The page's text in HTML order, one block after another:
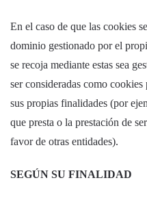
En el caso de que las cookies
dominio gestionado por el
se recoja mediante estas sea
ser consideradas como
sus propias finalidades (por
que presta o la prestación de
favor de otras entidades).
SEGÚN SU FINALIDAD